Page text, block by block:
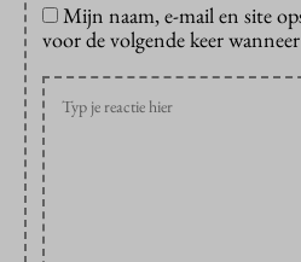
Mijn naam, e-mail en site
voor de volgende keer